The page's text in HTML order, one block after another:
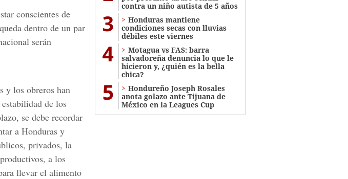
conscientes de
dentro de un par
serán
y los obreros han
de los
se debe recordar
a Honduras y
privados, la
a los
llevar el alimento
contra un niño autista de 5 años
3
Honduras mantiene
condiciones secas con lluvias
débiles este viernes
4
Motagua vs FAS: barra
salvadoreña denuncia lo que le
hicieron y, ¿quién es la bella
chica?
5
Hondureño Joseph Rosales
anota golazo ante Tijuana de
México en la Leagues Cup